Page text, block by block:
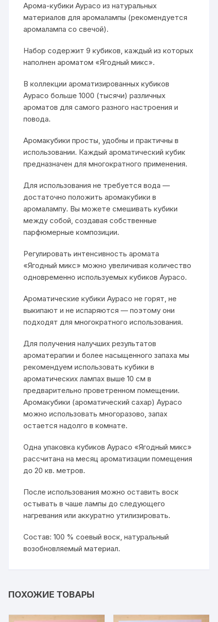
Арома-кубики Аурасо из натуральных
материалов для аромалампы (рекомендуется
аромалампа со свечой).
Набор содержит 9 кубиков, каждый из которых
наполнен ароматом «Ягодный микс».
В коллекции ароматизированных кубиков
Аурасо больше 1000 (тысячи) различных
ароматов для самого разного настроения и
повода.
Аромакубики просты, удобны и практичны в
использовании. Каждый ароматический кубик
предназначен для многократного применения.
Для использования не требуется вода —
достаточно положить аромакубики в
аромалампу. Вы можете смешивать кубики
между собой, создавая собственные
парфюмерные композиции.
Регулировать интенсивность аромата
«Ягодный микс» можно увеличивая количество
одновременно используемых кубиков Аурасо.
Ароматические кубики Аурасо не горят, не
выкипают и не испаряются — поэтому они
подходят для многократного использования.
Для получения налучших результатов
ароматерапии и более насыщенного запаха мы
рекомендуем использовать кубики в
ароматических лампах выше 10 см в
предварительно проветренном помещении.
Аромакубики (ароматический сахар) Аурасо
можно использовать многоразово, запах
остается надолго в комнате.
Одна упаковка кубиков Аурасо «Ягодный микс»
рассчитана на месяц ароматизации помещения
до 20 кв. метров.
После использования можно оставить воск
остывать в чаше лампы до следующего
нагревания или аккуратно утилизировать.
Состав: 100 % соевый воск, натуральный
возобновляемый материал.
ПОХОЖИЕ ТОВАРЫ